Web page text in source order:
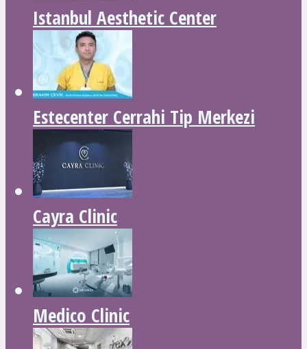
Istanbul Aesthetic Center
Estecenter Cerrahi Tip Merkezi
Cayra Clinic
Medico Clinic